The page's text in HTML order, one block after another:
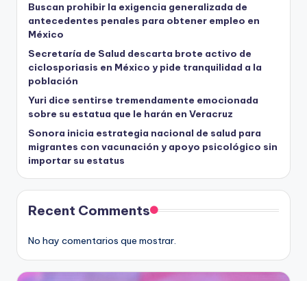
Buscan prohibir la exigencia generalizada de
antecedentes penales para obtener empleo en
México
Secretaría de Salud descarta brote activo de
ciclosporiasis en México y pide tranquilidad a la
población
Yuri dice sentirse tremendamente emocionada
sobre su estatua que le harán en Veracruz
Sonora inicia estrategia nacional de salud para
migrantes con vacunación y apoyo psicológico sin
importar su estatus
Recent Comments
No hay comentarios que mostrar.